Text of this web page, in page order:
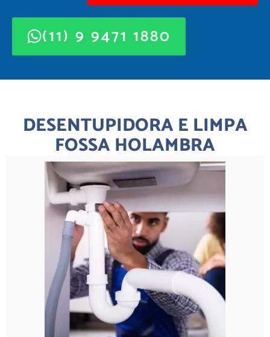
(11) 9 9471 1880
DESENTUPIDORA E LIMPA
FOSSA HOLAMBRA